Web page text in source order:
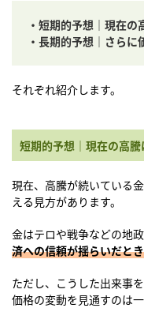
・短期的予想｜現在の
・長期的予想｜さらに
それぞれ紹介します。
短期的予想｜現在の高騰
現在、高騰が続いている
える見方があります。
金はテロや戦争などの地
済への信頼が揺らいだと
ただし、こうした出来事
価格の変動を見通すのは